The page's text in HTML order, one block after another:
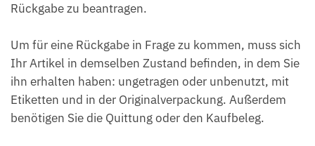
Rückgabe zu beantragen.
Um für eine Rückgabe in Frage zu kommen, muss sich
Ihr Artikel in demselben Zustand befinden, in dem Sie
ihn erhalten haben: ungetragen oder unbenutzt, mit
Etiketten und in der Originalverpackung. Außerdem
benötigen Sie die Quittung oder den Kaufbeleg.